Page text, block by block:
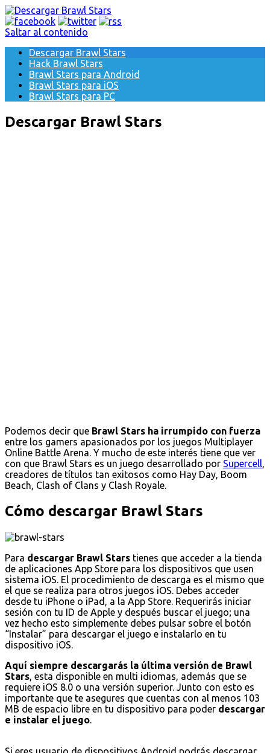
Saltar al contenido
Descargar Brawl Stars
Hack Brawl Stars
Brawl Stars para Android
Brawl Stars para iOS
Brawl Stars para PC
Descargar Brawl Stars
Podemos decir que Brawl Stars ha irrumpido con fuerza
entre los gamers apasionados por los juegos Multiplayer
Online Battle Arena. Y mucho de este interés tiene que ver
con que Brawl Stars es un juego desarrollado por Supercell,
creadores de títulos tan exitosos como Hay Day, Boom
Beach, Clash of Clans y Clash Royale.
Cómo descargar Brawl Stars
Para descargar Brawl Stars tienes que acceder a la tienda
de aplicaciones App Store para los dispositivos que usen
sistema iOS. El procedimiento de descarga es el mismo que
el que se realiza para otros juegos iOS. Debes acceder
desde tu iPhone o iPad, a la App Store. Requerirás iniciar
sesión con tu ID de Apple y después buscar el juego; una
vez hecho esto simplemente debes pulsar sobre el botón
“Instalar” para descargar el juego e instalarlo en tu
dispositivo iOS.
Aquí siempre descargarás la última versión de Brawl
Stars, esta disponible en multi idiomas, además que se
requiere iOS 8.0 o una versión superior. Junto con esto es
importante que te asegures que cuentas con al menos 103
MB de espacio libre en tu dispositivo para poder descargar
e instalar el juego.